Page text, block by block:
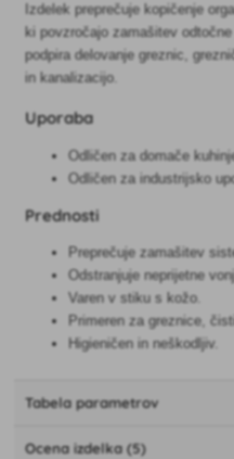
Izdelek preprečuje kopičenje
ki povzročajo zamašitev
podpira delovanje greznic,
in kanalizacijo.
Uporaba
Odličen za domače
Odličen za industrijsko
Prednosti
Preprečuje zamašitev
Odstranjuje neprijetne
Varen v stiku s kožo.
Primeren za greznice,
Higieničen in neškodljiv.
Tabela parametrov
Ocena izdelka (5)